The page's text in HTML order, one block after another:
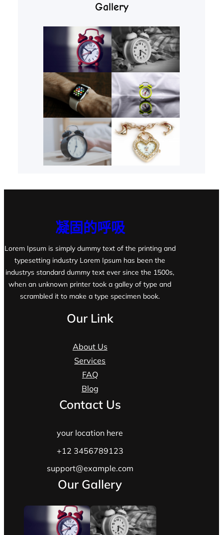
Gallery
凝固的呼吸
Lorem Ipsum is simply dummy text of the printing and
typesetting industry Lorem Ipsum has been the
industrys standard dummy text ever since the 1500s,
when an unknown printer took a galley of type and
scrambled it to make a type specimen book.
Our Link
About Us
Services
FAQ
Blog
Contact Us
your location here
+12 3456789123
support@example.com
Our Gallery